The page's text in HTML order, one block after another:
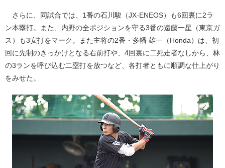
さらに、同試合では、1番の石川駿（JX-ENEOS）も6回裏に2ラ
ン本塁打。また、内野の全ポジションを守る3番の遠藤一星（東京ガ
ス）も3安打をマーク。また主将の2番・多幡 雄一（Honda）は、初
回に先制のきっかけとなる右前打や、4回裏に二死走者なしから、林
の3ランを呼び込む二塁打を放つなど、各打者ともに順調な仕上がり
をみせた。